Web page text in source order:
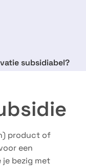
subsidiabel?
product of
een
bezig met